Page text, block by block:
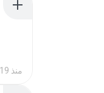
منذ 19 يومًا